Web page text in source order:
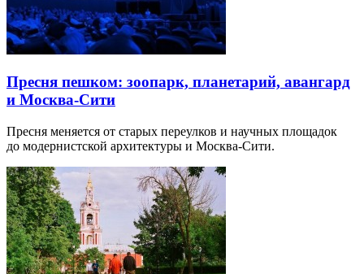
Пресня пешком: зоопарк, планетарий, авангард
и Москва-Сити
Пресня меняется от старых переулков и научных площадок
до модернистской архитектуры и Москва-Сити.